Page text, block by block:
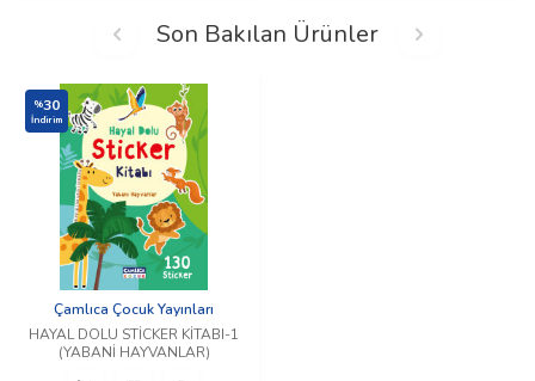
Son Bakılan Ürünler
%30
İndirim
Çamlıca Çocuk Yayınları
HAYAL DOLU STİCKER KİTABI-1
(YABANİ HAYVANLAR)